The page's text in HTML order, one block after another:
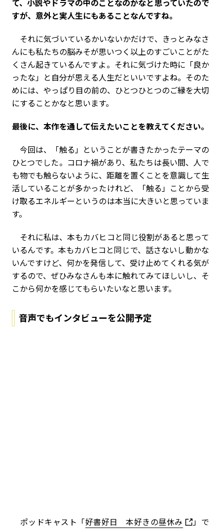
て、小説やドラマの中のことなのかなと思っていたので
すが、意外と実人生にもあることなんですね。
それに気づいているかいないかだけで、きっとみなさ
んにも私たちの脳みそが思いつく以上のすごいことがた
くさん起きているんですよ。それに気づけた時に「良か
ったな」と自分が思える人生だといいですよね。そのた
めには、やっぱり目の前の、ひとつひとつのご縁を大切
にすることかなと思います。
――最後に、本作を通して伝えたいことを教えてください。
今回は、「触る」ということが書きたかったテーマの
ひとつでした。コロナ禍があり、私たちは長い間、人で
も物でも触らないように、距離を置くことを意識して生
活していることが多かったけれど、「触る」ことから受
け取るエネルギーというのは本当に大きいと思っていま
す。
それに私は、本もカバヒコと同じ役割があると思って
いるんです。本もカバヒコと同じで、話さないし動かな
いんですけど、何かを発信して、受け止めてくれる気が
するので、ぜひみなさんも本に触れてみてほしいし、そ
こから何かを感じてもらいたいなと思います。
音声でもインタビューを公開予定
ポッドキャスト「好書好日 本好きの昼休み
」で